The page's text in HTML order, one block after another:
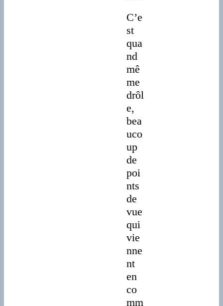
C’e
st
qua
nd
mê
me
drôl
e,
bea
uco
up
de
poi
nts
de
vue
qui
vie
nne
nt
en
co
mm